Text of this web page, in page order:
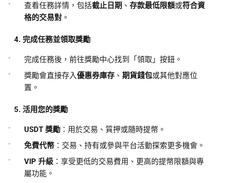
查看任務詳情，包括截止日期 、 存款最低限額或符合資
格的交易對 。
4. 完成任務並領取獎勵
完成任務後，前往獎勵中心找到「領取」按鈕。
獎勵會直接存入優惠券庫存 、 期貨錢包或其他對應位
置。
5. 活用您的獎勵
USDT 獎勵 ：用於交易、質押或隨時提幣。
免費代幣 ：交易、持有或參與平台活動探索更多機會。
VIP 升級 ：享受更低的交易費用、更高的提幣限額與專
屬功能。